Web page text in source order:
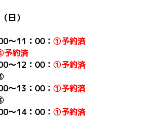
日）
11：00： ①予約済
約済
～12：00： ①予約済
～13：00： ①予約済
～14：00 ： ①予約済